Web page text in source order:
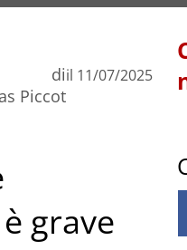
di
Piccot
il 11/07/2025
grave